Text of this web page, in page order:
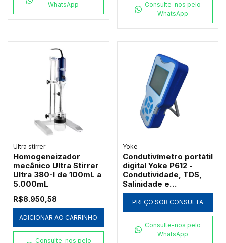
WhatsApp
Consulte-nos pelo
WhatsApp
Ultra stirrer
Homogeneizador
mecânico Ultra Stirrer
Ultra 380-I de 100mL a
5.000mL
R$8.950,58
ADICIONAR AO CARRINHO
Consulte-nos pelo
Yoke
Condutivímetro portátil
digital Yoke P612 -
Condutividade, TDS,
Salinidade e
Resistividade
PREÇO SOB CONSULTA
Consulte-nos pelo
WhatsApp